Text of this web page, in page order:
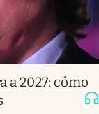
a 2027: cómo